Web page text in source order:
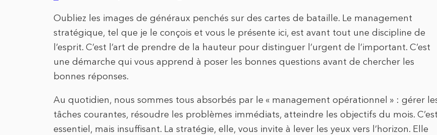
Oubliez les images de généraux penchés sur des cartes de bataille. Le management
stratégique, tel que je le conçois et vous le présente ici, est avant tout une discipline de
l’esprit. C’est l’art de prendre de la hauteur pour distinguer l’urgent de l’important. C’est
une démarche qui vous apprend à poser les bonnes questions avant de chercher les
bonnes réponses.
Au quotidien, nous sommes tous absorbés par le « management opérationnel » : gérer
tâches courantes, résoudre les problèmes immédiats, atteindre les objectifs du mois. C’est
essentiel, mais insuffisant. La stratégie, elle, vous invite à lever les yeux vers l’horizon. Elle